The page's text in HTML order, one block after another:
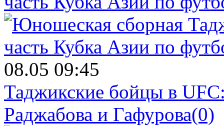
08.05 09:45
Таджикские бойцы в
Раджабова и Гафурова(0)